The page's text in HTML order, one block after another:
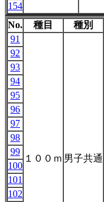
154
No.
種目 種別
91
１００ｍ 男子共通
92
93
94
95
96
97
98
99
100
101
102